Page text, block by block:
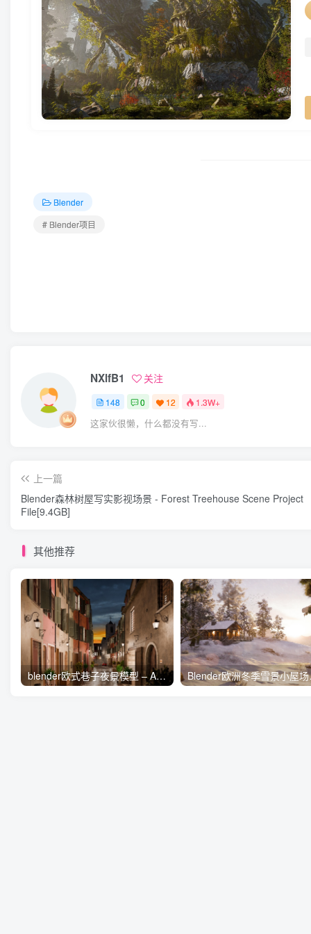
Blender
# Blender项目
NXlfB1 关注
148 0 12 1.3W+
这家伙很懒，什么都没有写...
上一篇
Blender森林树屋写实影视场景 - Forest Treehouse Scene Project
File[9.4GB]
其他推荐
blender欧式巷子夜景模型 – Archexteriors Vol 37_003 For Blender[4GB] Blender